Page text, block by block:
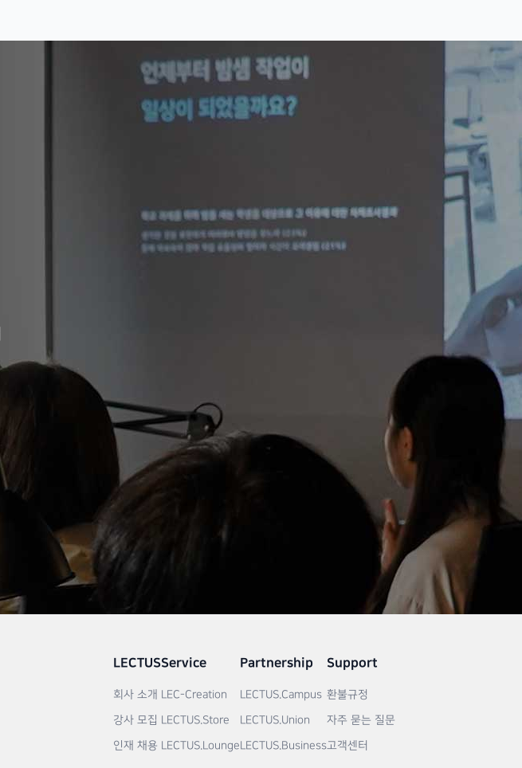
LECTUS
회사 소개
강사 모집
인재 채용
Service
LEC-Creation
LECTUS.Store
LECTUS.Lounge
Partnership
LECTUS.Campus
LECTUS.Union
LECTUS.Business
Support
환불규정
자주 묻는 질문
고객센터